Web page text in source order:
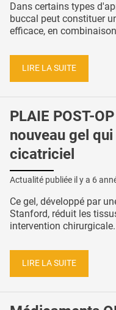
Dans certains types
buccal peut constituer
efficace, en
LIRE LA SUITE
PLAIE POST-
nouveau gel
cicatriciel
Actualité publiée il y a 6
Ce gel, développé par
Stanford, réduit les
intervention
LIRE LA SUITE